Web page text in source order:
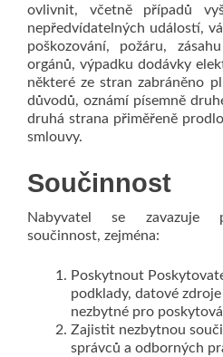
ovlivnit, včetně případů
nepředvídatelných událostí,
poškozování, požáru,
orgánů, výpadku dodávky
některé ze stran zabráněno
důvodů, oznámí písemně
druhá strana přiměřeně
smlouvy.
Součinnost
Nabyvatel se zavazuje
součinnost, zejména:
Poskytnout
podklady, datové
nezbytné pro
Zajistit nezbytnou
správců a odborných